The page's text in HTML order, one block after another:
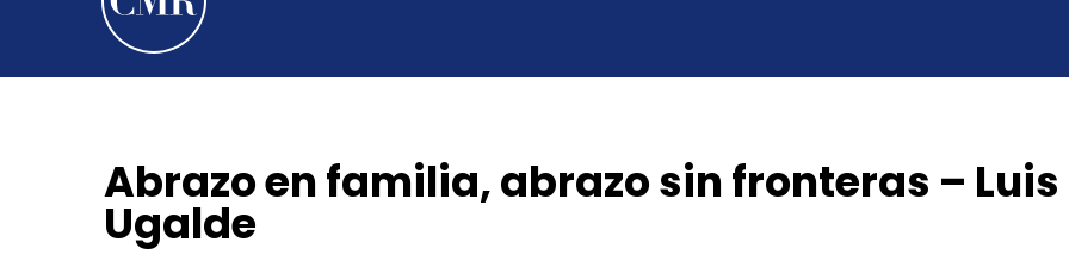
Abrazo en familia, abrazo sin fronteras – Luis
Ugalde